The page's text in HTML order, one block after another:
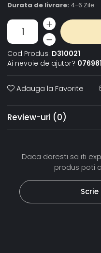
Durata de livrare: 4-6 Zile
Cod Produs: D310021
Ai nevoie de ajutor?
Adauga la Favorite
Review-uri (0)
Daca doresti sa iti
produs poti